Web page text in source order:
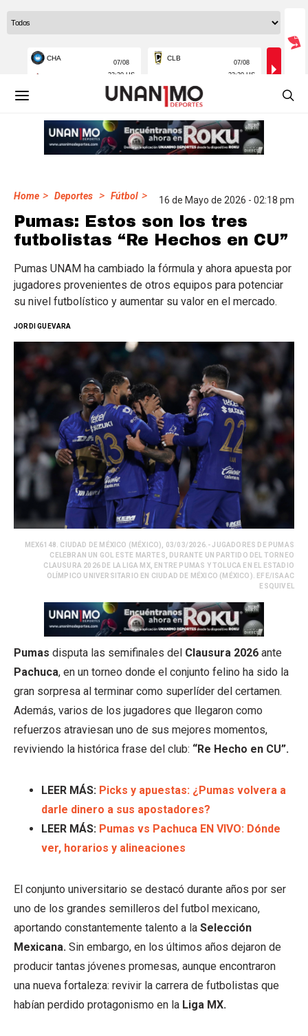
Home > Deportes > Fútbol > 16 de Mayo de 2026 - 02:18 pm
Pumas: Estos son los tres
futbolistas “Re Hechos en CU”
Pumas UNAM ha cambiado la fórmula y ahora apuesta por
jugadores provenientes de otros equipos para potenciar
su nivel futbolístico y aumentar su valor en el mercado.
JORDI GUEVARA
MEX6148. CIUDAD DE MÉXICO (MÉXICO), 03/03/2026.- JUGADORES DE PUMAS
CELEBRAN UN GOL ESTE MARTES, DURANTE UN PARTIDO DEL TORNEO
CLAUSURA 2026 DE LA LIGA MX, ENTRE PUMAS Y TOLUCA EN EL ESTADIO
OLÍMPICO UNIVERSITARIO EN CIUDAD DE MÉXICO (MÉXICO). EFE/ISAAC
ESQUIVEL
Pumas disputa las semifinales del Clausura 2026 ante
Pachuca, en un torneo donde el conjunto felino ha sido la
gran sorpresa al terminar como superlíder del certamen.
Además, varios de los jugadores que llegaron como
refuerzos atraviesan uno de sus mejores momentos,
reviviendo la histórica frase del club: “Re Hecho en CU”.
LEER MÁS: Picks y apuestas: ¿Pumas volvera a
darle dinero a sus apostadores?
LEER MÁS: Pumas vs Pachuca EN VIVO: Dónde
ver, horarios y alineaciones
El conjunto universitario se destacó durante años por ser
uno de los grandes semilleros del futbol mexicano,
aportando constantemente talento a la Selección
Mexicana. Sin embargo, en los últimos años dejaron de
producir tantas jóvenes promesas, aunque encontraron
una nueva fortaleza: revivir la carrera de futbolistas que
habían perdido protagonismo en la Liga MX.